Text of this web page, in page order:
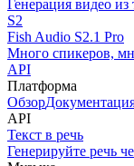
Генерация видео
S2
Fish Audio S2.1 Pro
Много спикеров,
API
Платформа
Обзор
API
Текст в речь
Генерируйте речь